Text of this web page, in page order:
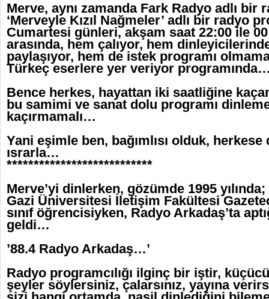
Merve, aynı zamanda Fark Radyo adlı bir
‘Merveyle Kızıl Nağmeler’ adlı bir radyo
Cumartesi günleri, akşam saat 22:00 ile
arasında, hem çalıyor, hem
paylaşıyor, hem de istek programı
Türkeç eserlere yer veriyor
Bence herkes, hayattan iki saatliğine
bu samimi ve sanat dolu programı
kaçırmamalı…
Yani eşimle ben, bağımlısı olduk,
ısrarla…
***************************
Merve’yi dinlerken, gözümde 1995
Gazi Üniversitesi İletişim Fakültesi
sınıf öğrencisiyken, Radyo Arkadaş’ta
geldi…
’88.4 Radyo Arkadaş…’
Radyo programcılığı ilginç bir iştir,
şeyler söylersiniz, çalarsınız, yayına